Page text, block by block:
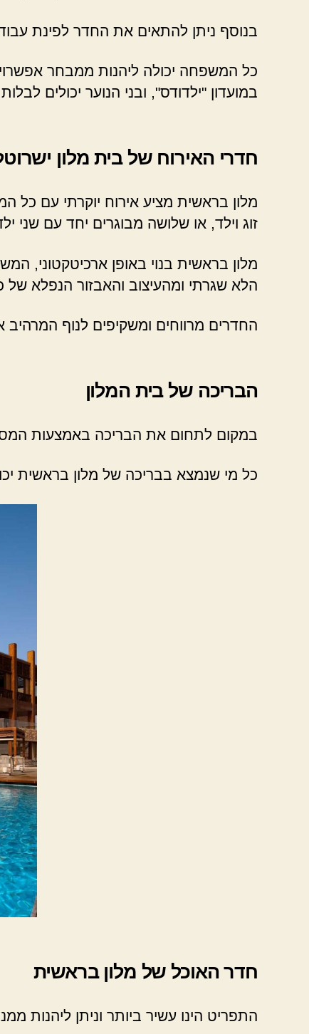
בנוסף ניתן להתאים את החדר לפינת
כל המשפחה יכולה ליהנות ממבחר
במועדון "ילדודס", ובני הנוער יכולים
חדרי האירוח של בית מלון
מלון בראשית מציע אירוח יוקרתי עם כל
זוג וילד, או שלושה מבוגרים יחד עם שני
מלון בראשית בנוי באופן ארכיטקטוני,
הלא שגרתי ומהעיצוב והאבזור הנפלא של
החדרים מרווחים ומשקיפים לנוף
הבריכה של בית המלון
במקום לתחום את הבריכה באמצעות
כל מי שנמצא בבריכה של מלון בראשית
חדר האוכל של מלון בראשית
התפריט הינו עשיר ביותר וניתן ליהנות